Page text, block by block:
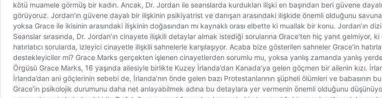
kötü muamele görmüş bir kadın. Ancak, Dr. Jordan ile seanslarda kurdukları ilişki en başından beri güvene
görüyoruz. Jordan’ın güvene dayalı bir ilişkinin psikiyatrist ve danışan arasındaki ilişkide önemli olduğunu
yoksa Grace ile ikisinin arasındaki ilişkinin doğasından mı kaynaklı orası elbette ki muallak bir konu.
Seanslar sırasında, Dr. Jordan’ın cinayete ilişkili detaylar almak istediği sorularına Grace’ten hiç yanıt
hatırlatıcı sorularda, izleyici cinayetle ilişkili sahnelerle karşılaşıyor. Acaba bize gösterilen sahneler Grace’in
destekleyiciler mi? Grace Marks gerçekten işlenen cinayetlerden sorumlu mu, yoksa yanlış zamanda yanlış
Örgüsü Grace Marks, 16 yaşında ailesiyle birlikte Kuzey İrlanda’dan Kanada’ya gelen göçmen bir ailenin kızı.
İrlanda’dan ani göçlerinin sebebi de, İrlanda’nın önde gelen bazı Protestanlarının şüpheli ölümleri ve
Grace’in psikolojik durumunu daha net anlayabilmek adına bu detaylara yer vermenin önemli olduğunu